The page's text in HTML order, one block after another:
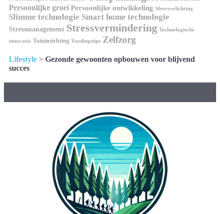
Persoonlijke groei Persoonlijke ontwikkeling Sfeerverlichting
Slimme technologie Smart home technologie
Stressmanagement Stressvermindering Technologische
innovatie Tuininrichting Voedingstips Zelfzorg
Lifestyle > Gezonde gewoonten opbouwen voor blijvend
succes